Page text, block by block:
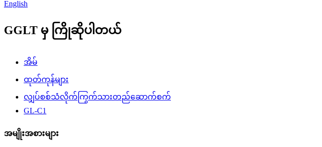
English
GGLT မှ ကြိုဆိုပါတယ်
အိမ်
ထုတ်ကုန်များ
လျှပ်စစ်သံလိုက်ကြွက်သားတည်ဆောက်စက်
GL-C1
အမျိုးအစားများ